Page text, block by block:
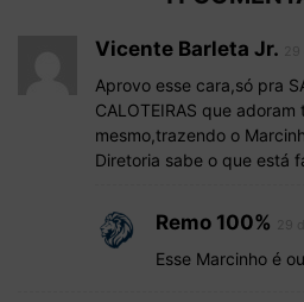
Vicente Barleta Jr.
Aprovo esse cara,só pra
CALOTEIRAS que
mesmo,trazendo o
Diretoria sabe o que está
Remo 100%
Esse Marcinho é